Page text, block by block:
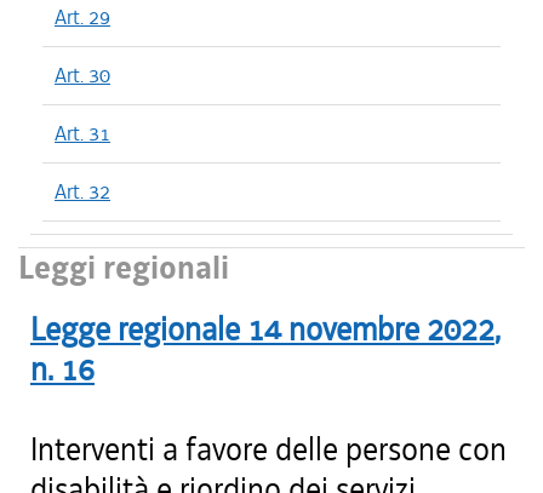
Art. 29
Art. 30
Art. 31
Art. 32
Leggi regionali
Legge regionale 14 novembre 2022,
n. 16
Interventi a favore delle persone con